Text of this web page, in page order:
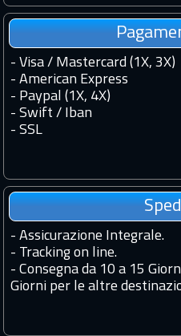
- Visa / Mastercard (1X, 3X)
- American Express
- Paypal (1X, 4X)
- Swift / Iban
- SSL
- Assicurazione Integrale.
- Tracking on line.
- Consegna da 10 a 15
Giorni per le altre